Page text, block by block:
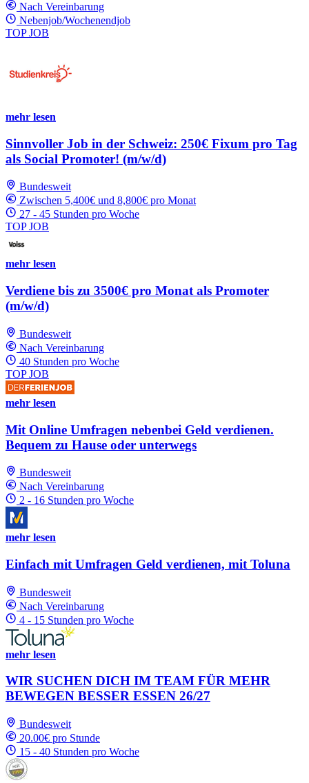
Nach Vereinbarung
Nebenjob/Wochenendjob
TOP JOB
mehr lesen
Sinnvoller Job in der Schweiz: 250€ Fixum pro Tag
als Social Promoter! (m/w/d)
Bundesweit
Zwischen 5,400€ und 8,800€ pro Monat
27 - 45 Stunden pro Woche
TOP JOB
mehr lesen
Verdiene bis zu 3500€ pro Monat als Promoter
(m/w/d)
Bundesweit
Nach Vereinbarung
40 Stunden pro Woche
TOP JOB
mehr lesen
Mit Online Umfragen nebenbei Geld verdienen.
Bequem zu Hause oder unterwegs
Bundesweit
Nach Vereinbarung
2 - 16 Stunden pro Woche
mehr lesen
Einfach mit Umfragen Geld verdienen, mit Toluna
Bundesweit
Nach Vereinbarung
4 - 15 Stunden pro Woche
mehr lesen
WIR SUCHEN DICH IM TEAM FÜR MEHR
BEWEGEN BESSER ESSEN 26/27
Bundesweit
20.00€ pro Stunde
15 - 40 Stunden pro Woche